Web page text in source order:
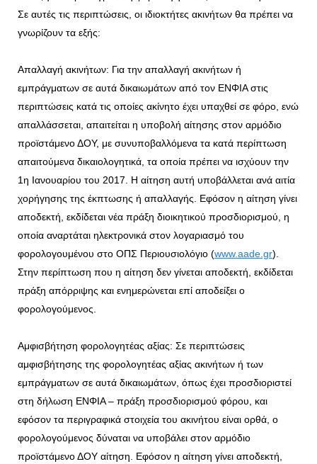
Σε αυτές τις περιπτώσεις, οι ιδιοκτήτες ακινήτων θα πρέπει να
γνωρίζουν τα εξής:
Απαλλαγή ακινήτων: Για την απαλλαγή ακινήτων ή
εμπράγματων σε αυτά δικαιωμάτων από τον ΕΝΦΙΑ στις
περιπτώσεις κατά τις οποίες ακίνητο έχει υπαχθεί σε φόρο, ενώ
απαλλάσσεται, απαιτείται η υποβολή αίτησης στον αρμόδιο
προϊστάμενο ΔΟΥ, με συνυποβαλλόμενα τα κατά περίπτωση
απαιτούμενα δικαιολογητικά, τα οποία πρέπει να ισχύουν την
1η Ιανουαρίου του 2017. Η αίτηση αυτή υποβάλλεται ανά αιτία
χορήγησης της έκπτωσης ή απαλλαγής. Εφόσον η αίτηση γίνει
αποδεκτή, εκδίδεται νέα πράξη διοικητικού προσδιορισμού, η
οποία αναρτάται ηλεκτρονικά στον λογαριασμό του
φορολογουμένου στο ΟΠΣ Περιουσιολόγιο (www.aade.gr).
Στην περίπτωση που η αίτηση δεν γίνεται αποδεκτή, εκδίδεται
πράξη απόρριψης και ενημερώνεται επί αποδείξει ο
φορολογούμενος.
Αμφισβήτηση φορολογητέας αξίας: Σε περιπτώσεις
αμφισβήτησης της φορολογητέας αξίας ακινήτων ή των
εμπράγματων σε αυτά δικαιωμάτων, όπως έχει προσδιοριστεί
στη δήλωση ΕΝΦΙΑ – πράξη προσδιορισμού φόρου, και
εφόσον τα περιγραφικά στοιχεία του ακινήτου είναι ορθά, ο
φορολογούμενος δύναται να υποβάλει στον αρμόδιο
προϊστάμενο ΔΟΥ αίτηση. Εφόσον η αίτηση γίνει αποδεκτή,